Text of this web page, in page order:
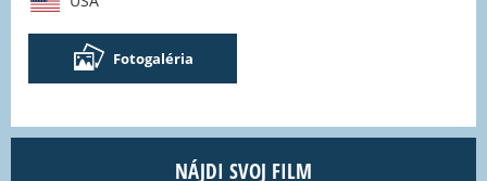
Fotogaléria
NÁJDI SVOJ FILM